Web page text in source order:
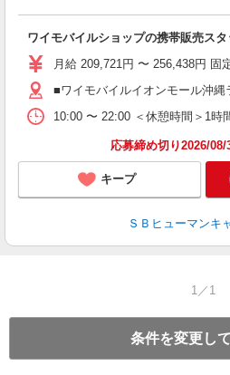
ワイモバイルショップの携帯販売スタ
月給 209,721円 〜 256,438円
■ワイモバイルイオンモール沖
10:00 〜 22:00 ＜休憩時間＞1
応募締め切り2026/
キープ
ＳＢヒューマンキ
1／1
条件を変更し